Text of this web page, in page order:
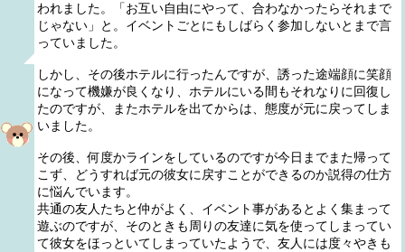
われました。「お互い自由にやって、合わなかったらそれまで
じゃない」と。イベントごとにもしばらく参加しないとまで言
っていました。
しかし、その後ホテルに行ったんですが、誘った途端顔に笑顔
になって機嫌が良くなり、ホテルにいる間もそれなりに回復し
たのですが、またホテルを出てからは、態度が元に戻ってしま
いました。
その後、何度かラインをしているのですが今日までまた帰って
こず、どうすれば元の彼女に戻すことができるのか説得の仕方
に悩んでいます。
共通の友人たちと仲がよく、イベント事があるとよく集まって
遊ぶのですが、そのときも周りの友達に気を使ってしまってい
て彼女をほっといてしまっていたようで、友人には度々やきも